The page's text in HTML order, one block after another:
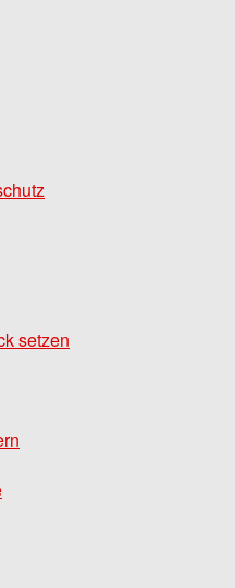
setzen